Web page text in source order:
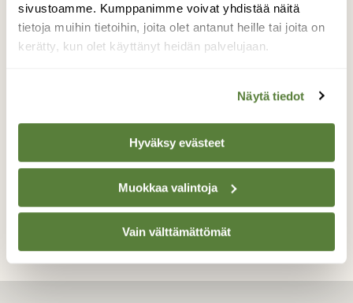
sivustoamme. Kumppanimme voivat yhdistää näitä
tietoja muihin tietoihin, joita olet antanut heille tai joita on
kerätty, kun olet käyttänyt heidän palvelujaan.
Näytä tiedot
Hyväksy evästeet
Muokkaa valintoja
Vain välttämättömät
Pikkukultasiipi
Perhonen niittynätkelmän kukalla.
Valokuvaaja: Liisa Niiva-Korpela, Taipalsaari